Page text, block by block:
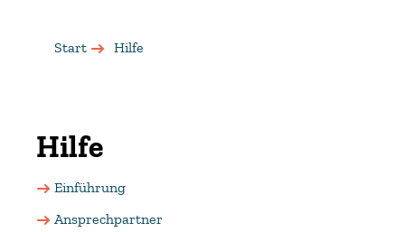
Start Hilfe
Hilfe
Einführung
Ansprechpartner